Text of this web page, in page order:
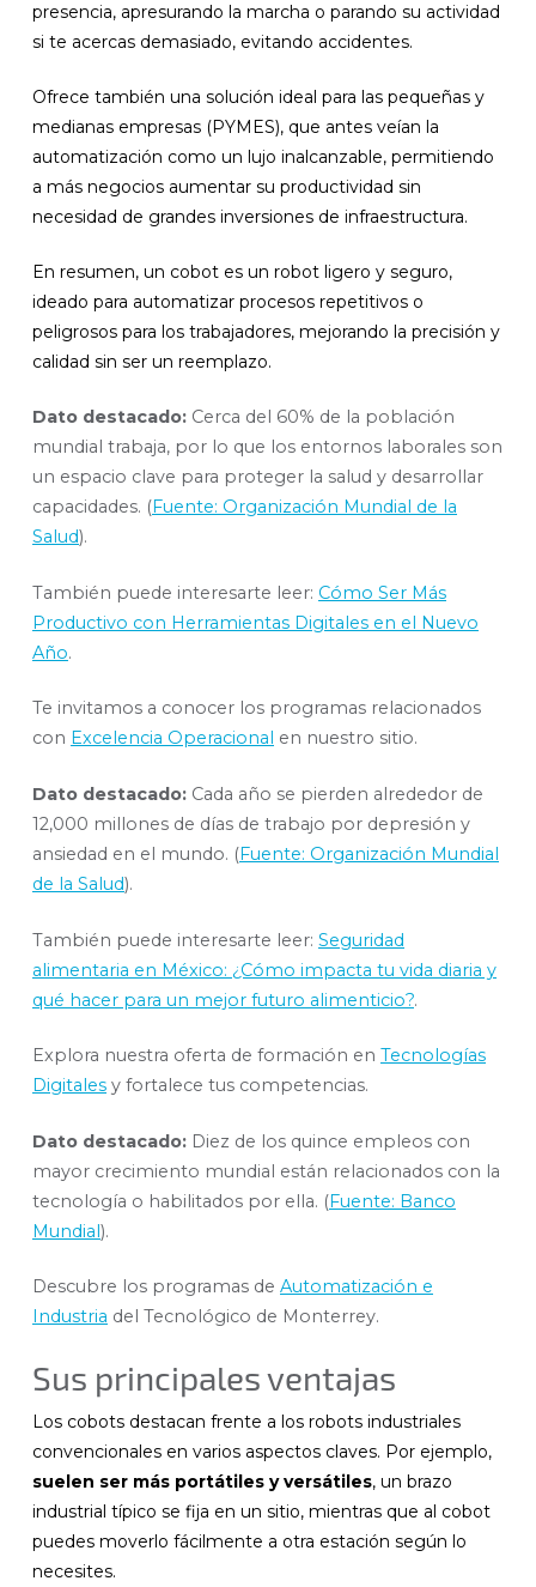
presencia, apresurando la marcha o parando su actividad
si te acercas demasiado, evitando accidentes.
Ofrece también una solución ideal para las pequeñas y
medianas empresas (PYMES), que antes veían la
automatización como un lujo inalcanzable, permitiendo
a más negocios aumentar su productividad sin
necesidad de grandes inversiones de infraestructura.
En resumen, un cobot es un robot ligero y seguro,
ideado para automatizar procesos repetitivos o
peligrosos para los trabajadores, mejorando la precisión y
calidad sin ser un reemplazo.
Dato destacado: Cerca del 60% de la población
mundial trabaja, por lo que los entornos laborales son
un espacio clave para proteger la salud y desarrollar
capacidades. (Fuente: Organización Mundial de la
Salud).
También puede interesarte leer: Cómo Ser Más
Productivo con Herramientas Digitales en el Nuevo
Año.
Te invitamos a conocer los programas relacionados
con Excelencia Operacional en nuestro sitio.
Dato destacado: Cada año se pierden alrededor de
12,000 millones de días de trabajo por depresión y
ansiedad en el mundo. (Fuente: Organización Mundial
de la Salud).
También puede interesarte leer: Seguridad
alimentaria en México: ¿Cómo impacta tu vida diaria y
qué hacer para un mejor futuro alimenticio?.
Explora nuestra oferta de formación en Tecnologías
Digitales y fortalece tus competencias.
Dato destacado: Diez de los quince empleos con
mayor crecimiento mundial están relacionados con la
tecnología o habilitados por ella. (Fuente: Banco
Mundial).
Descubre los programas de Automatización e
Industria del Tecnológico de Monterrey.
Sus principales ventajas
Los cobots destacan frente a los robots industriales
convencionales en varios aspectos claves. Por ejemplo,
suelen ser más portátiles y versátiles, un brazo
industrial típico se fija en un sitio, mientras que al cobot
puedes moverlo fácilmente a otra estación según lo
necesites.